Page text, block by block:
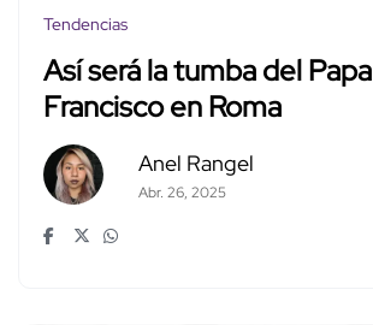
Tendencias
Así será la tumba del Papa
Francisco en Roma
Anel Rangel
Abr. 26, 2025